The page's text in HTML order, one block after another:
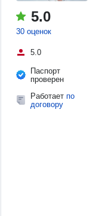
5.0
30 оценок
5.0
Паспорт
проверен
Работает по
договору